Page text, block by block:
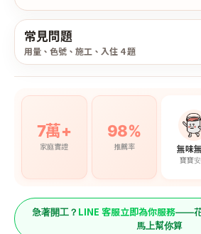
常見問題
用量、色號、施工、入住 4 題
7萬+
家庭實證
98%
推薦率 無味
寶寶
急著開工？ LINE 客服立即為你服務——花
馬上幫你算